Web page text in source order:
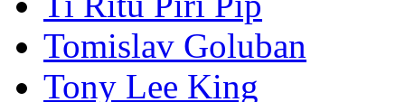
Tomislav Goluban
Tony Lee King